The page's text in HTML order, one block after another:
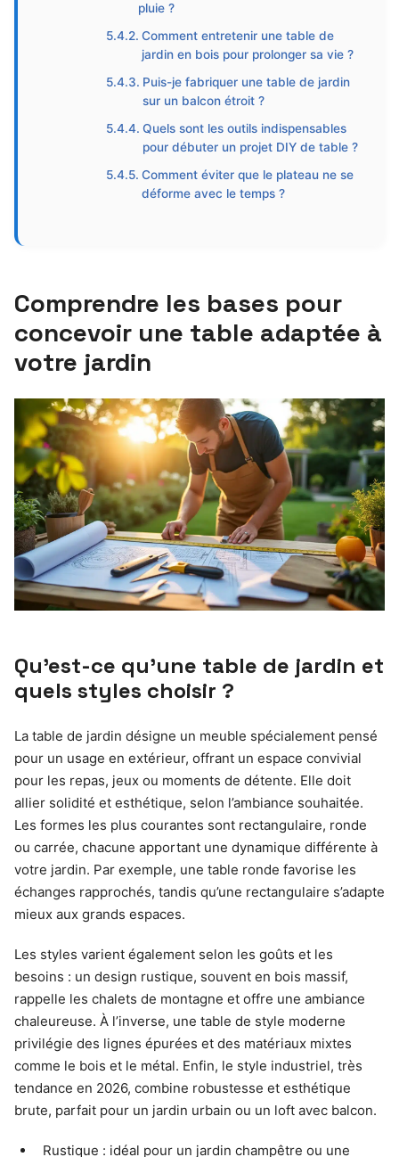
pluie ?
Comment entretenir une table de
jardin en bois pour prolonger sa vie ?
Puis-je fabriquer une table de jardin
sur un balcon étroit ?
Quels sont les outils indispensables
pour débuter un projet DIY de table ?
Comment éviter que le plateau ne se
déforme avec le temps ?
Comprendre les bases pour
concevoir une table adaptée à
votre jardin
Qu’est-ce qu’une table de jardin et
quels styles choisir ?
La table de jardin désigne un meuble spécialement pensé
pour un usage en extérieur, offrant un espace convivial
pour les repas, jeux ou moments de détente. Elle doit
allier solidité et esthétique, selon l’ambiance souhaitée.
Les formes les plus courantes sont rectangulaire, ronde
ou carrée, chacune apportant une dynamique différente à
votre jardin. Par exemple, une table ronde favorise les
échanges rapprochés, tandis qu’une rectangulaire s’adapte
mieux aux grands espaces.
Les styles varient également selon les goûts et les
besoins : un design rustique, souvent en bois massif,
rappelle les chalets de montagne et offre une ambiance
chaleureuse. À l’inverse, une table de style moderne
privilégie des lignes épurées et des matériaux mixtes
comme le bois et le métal. Enfin, le style industriel, très
tendance en 2026, combine robustesse et esthétique
brute, parfait pour un jardin urbain ou un loft avec balcon.
Rustique : idéal pour un jardin champêtre ou une